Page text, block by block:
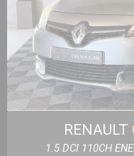
RENAULT
1.5 DCI 110CH